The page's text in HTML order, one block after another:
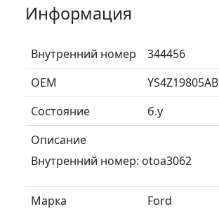
Информация
Внутренний номер
344456
ОЕМ
YS4Z19805AB
Состояние
б.у
Описание
Внутренний номер: otoa3062
Марка
Ford